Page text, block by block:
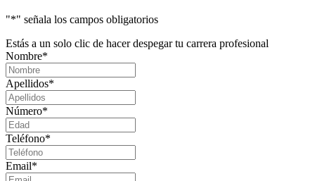
"*" señala los campos obligatorios
Estás a un solo clic de hacer despegar tu carrera profesional
Nombre*
Apellidos*
Número*
Teléfono*
Email*